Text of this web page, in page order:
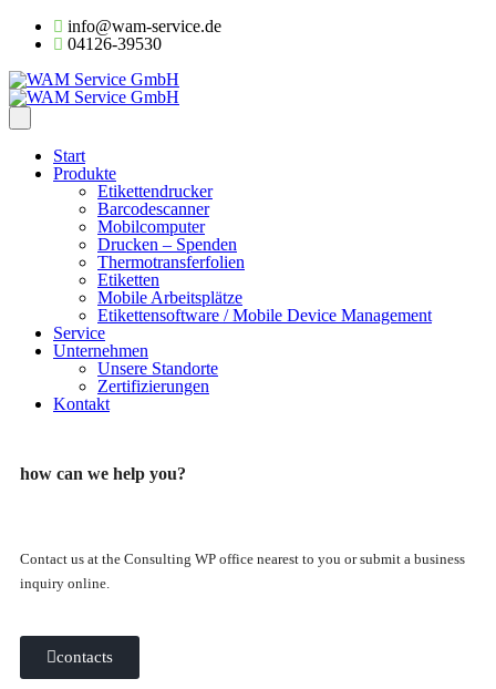
info@wam-service.de
04126-39530
Start
Produkte
Etikettendrucker
Barcodescanner
Mobilcomputer
Drucken – Spenden
Thermotransferfolien
Etiketten
Mobile Arbeitsplätze
Etikettensoftware / Mobile Device Management
Service
Unternehmen
Unsere Standorte
Zertifizierungen
Kontakt
how can we help you?
Contact us at the Consulting WP office nearest to you or submit a business
inquiry online.
contacts